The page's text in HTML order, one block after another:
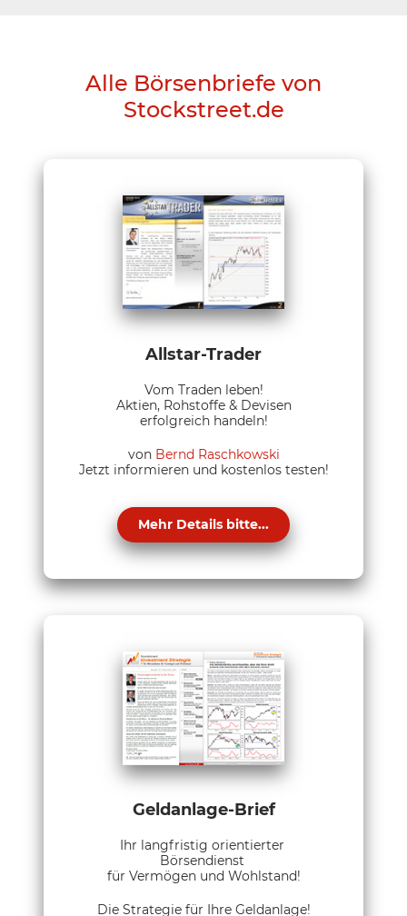
Alle Börsenbriefe von
Stockstreet.de
Allstar-Trader
Vom Traden leben!
Aktien, Rohstoffe & Devisen
erfolgreich handeln!
von Bernd Raschkowski
Jetzt informieren und kostenlos testen!
Mehr Details bitte...
Geldanlage-Brief
Ihr langfristig orientierter
Börsendienst
für Vermögen und Wohlstand!
Die Strategie für Ihre Geldanlage!